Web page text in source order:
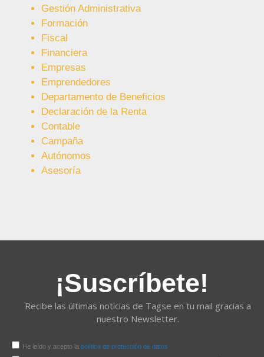
Gestión Administrativa
Formación
Fiscal
Financiera
Empresas
Emprendedores
Departamento de Beneficios
Declaración de la Renta
Contable
Campaña
Autónomos
Asesoría
¡Suscríbete!
Recibe las últimas noticias de Tagse en tu mail gracias a
nuestro Newsletter.
He leído y acepto la política de protección de datos